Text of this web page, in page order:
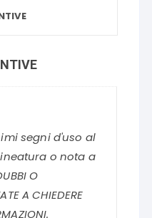
segni d'uso al
o nota a
O
A CHIEDERE